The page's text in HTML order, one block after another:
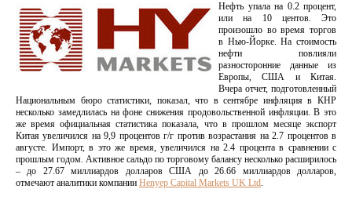
Нефть упала на 0.2 процент,
или на 10 центов. Это
произошло во время торгов
в Нью-Йорке. На стоимость
нефти повлияли
разносторонние данные из
Европы, США и Китая.
Вчера отчет, подготовленный
Национальным бюро статистики, показал, что в сентябре инфляция в КНР
несколько замедлилась на фоне снижения продовольственной инфляции. В это
же время официальная статистика показала, что в прошлом месяце экспорт
Китая увеличился на 9,9 процентов г/г против возрастания на 2.7 процентов в
августе. Импорт, в это же время, увеличился на 2.4 процента в сравнении с
прошлым годом. Активное сальдо по торговому балансу несколько расширилось
– до 27.67 миллиардов долларов США до 26.66 миллиардов долларов,
отмечают аналитики компании Henyep Capital Markets UK Ltd.